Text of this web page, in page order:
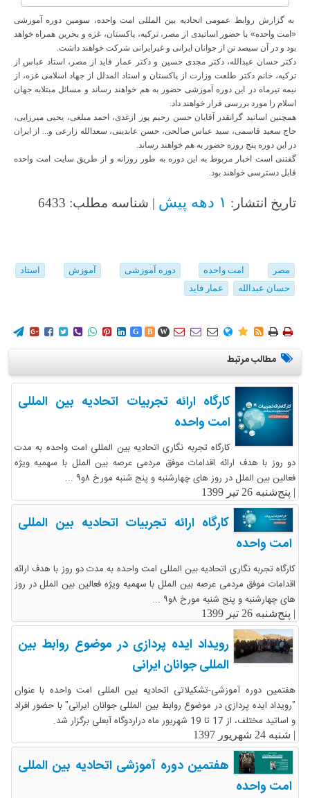
به گزارش روابط عمومی اتحادیه بین المللی امت واحده، سومین دوره آموزشی
«امت واحده» با حضور اساتیدی از مصر، ترکیه، پاکستان، غزه و بحرین همراه خواهد
بود و در آن سیصد تن از جوانان ایرانی و غیرایرانی شرکت خواهند داشت.
دکتر حسان عبدالله، دکتر مجدی حسین و دکتر عمار فاید از مصر، استاد عباس از
ترکیه، خانم دکتر طلعت وزارت از پاکستان و استاد المدلل از جهاد اسلامی غزه، از
نیمه تیرماه در این دوره آموزشی حضور به هم خواهند رساند و مسائل مبتلابه جهان
اسلام را مورد بررسی قرار خواهند داد.
همچنین اساتید گرانقدر آقایان حسن رحیم پور ازغدی، احمد مبلغی، یحیی میرزایی،
حاج سعید قاسمی، سید عباس صالحی، حسن عابدینی، سعدالله زارعی و... از ایران
در این دوره پنج روزه حضور به هم خواهند رساند.
گفتنی است اخبار مربوط به این دوره به طور روزانه و از طریق سایت امت واحده
قابل دسترسی خواهند بود.
تاریخ انتشار: ۱ دهه پیش | شناسه مطلب: 6433
مصر امت واحده دوره آموزشی آموزش
استاد
حسان عبدالله
عمار فاید
        G B W        
مطالب مرتبط
کارگاه ارائه تجربیات اتحادیه بین المللی
امت واحده
کارگاه تجربه نگاری اتحادیه بین المللی امت واحده به مدت
دو روز با هدف ارائه اقدامات موفق مردمی عرصه بین الملل با سهمیه ویژه
فعالین بین الملل در روز های چهارشنبه و پنج شنبه مورخ ۸و۹ ...
| پنج‌شنبه 26 تیر 1399
کارگاه ارائه تجربیات اتحادیه بین المللی
امت واحده
کارگاه تجربه نگاری اتحادیه بین المللی امت واحده به مدت دو روز با هدف ارائه
اقدامات موفق مردمی عرصه بین الملل با سهمیه ویژه فعالین بین الملل در روز
های چهارشنبه و پنج شنبه مورخ ۸و۹ ...
| پنج‌شنبه 26 تیر 1399
رویداد ایده پردازی در موضوع روابط بین
المللی جوانان ایرانی
هفتمین دوره آموزشی-تشکیلاتی اتحادیه بین المللی امت واحده با عنوان
"رویداد ایده پردازی در موضوع روابط بین المللی جوانان ایرانی" با حضور افراد
و اساتید مختلف، از 17 تا 19 شهریور ماه دراردوگاه آبعلی برگزار شد.
| شنبه 24 شهریور 1397
هفتمین دوره آموزشی اتحادیه بین المللی
امت واحده